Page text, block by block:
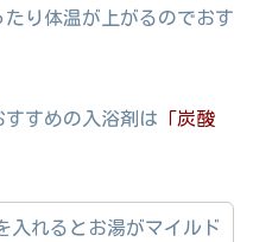
り体温が上がるのでおす
すすめの入浴剤は 「炭酸
入れるとお湯がマイルド